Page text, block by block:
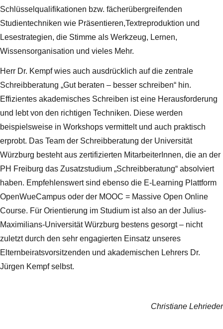
Schlüsselqualifikationen bzw. fächerübergreifenden
Studientechniken wie Präsentieren,Textreproduktion und
Lesestrategien, die Stimme als Werkzeug, Lernen,
Wissensorganisation und vieles Mehr.
Herr Dr. Kempf wies auch ausdrücklich auf die zentrale
Schreibberatung „Gut beraten – besser schreiben“ hin.
Effizientes akademisches Schreiben ist eine Herausforderung
und lebt von den richtigen Techniken. Diese werden
beispielsweise in Workshops vermittelt und auch praktisch
erprobt. Das Team der Schreibberatung der Universität
Würzburg besteht aus zertifizierten MitarbeiterInnen, die an der
PH Freiburg das Zusatzstudium „Schreibberatung“ absolviert
haben. Empfehlenswert sind ebenso die E-Learning Plattform
OpenWueCampus oder der MOOC = Massive Open Online
Course. Für Orientierung im Studium ist also an der Julius-
Maximilians-Universität Würzburg bestens gesorgt – nicht
zuletzt durch den sehr engagierten Einsatz unseres
Elternbeiratsvorsitzenden und akademischen Lehrers Dr.
Jürgen Kempf selbst.
Christiane Lehrieder